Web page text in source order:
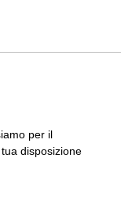
per il
disposizione